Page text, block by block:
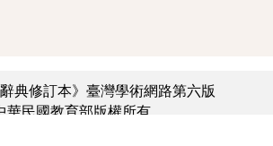
辭典修訂本》臺灣學術網路第六版
華民國教育部版權所有